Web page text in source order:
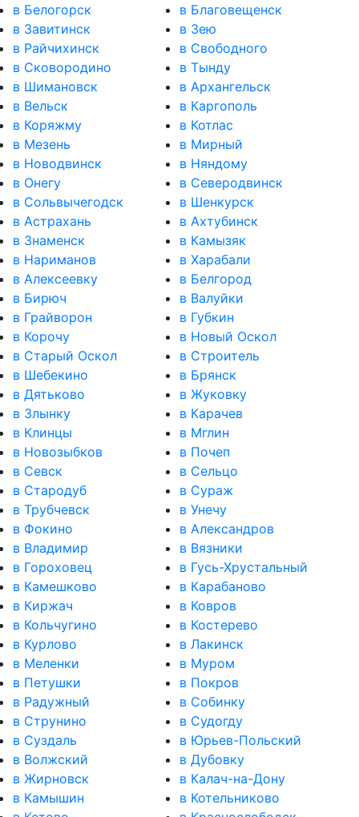
в Белогорск
в Благовещенск
в Завитинск
в Зею
в Райчихинск
в Свободного
в Сковородино
в Тынду
в Шимановск
в Архангельск
в Вельск
в Каргополь
в Коряжму
в Котлас
в Мезень
в Мирный
в Новодвинск
в Няндому
в Онегу
в Северодвинск
в Сольвычегодск
в Шенкурск
в Астрахань
в Ахтубинск
в Знаменск
в Камызяк
в Нариманов
в Харабали
в Алексеевку
в Белгород
в Бирюч
в Валуйки
в Грайворон
в Губкин
в Корочу
в Новый Оскол
в Старый Оскол
в Строитель
в Шебекино
в Брянск
в Дятьково
в Жуковку
в Злынку
в Карачев
в Клинцы
в Мглин
в Новозыбков
в Почеп
в Севск
в Сельцо
в Стародуб
в Сураж
в Трубчевск
в Унечу
в Фокино
в Александров
в Владимир
в Вязники
в Гороховец
в Гусь-Хрустальный
в Камешково
в Карабаново
в Киржач
в Ковров
в Кольчугино
в Костерево
в Курлово
в Лакинск
в Меленки
в Муром
в Петушки
в Покров
в Радужный
в Собинку
в Струнино
в Судогду
в Суздаль
в Юрьев-Польский
в Волжский
в Дубовку
в Жирновск
в Калач-на-Дону
в Камышин
в Котельниково